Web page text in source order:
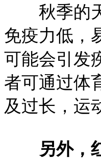
秋季的天
免疫力低，
可能会引发
者可通过体
及过长，运
另外，